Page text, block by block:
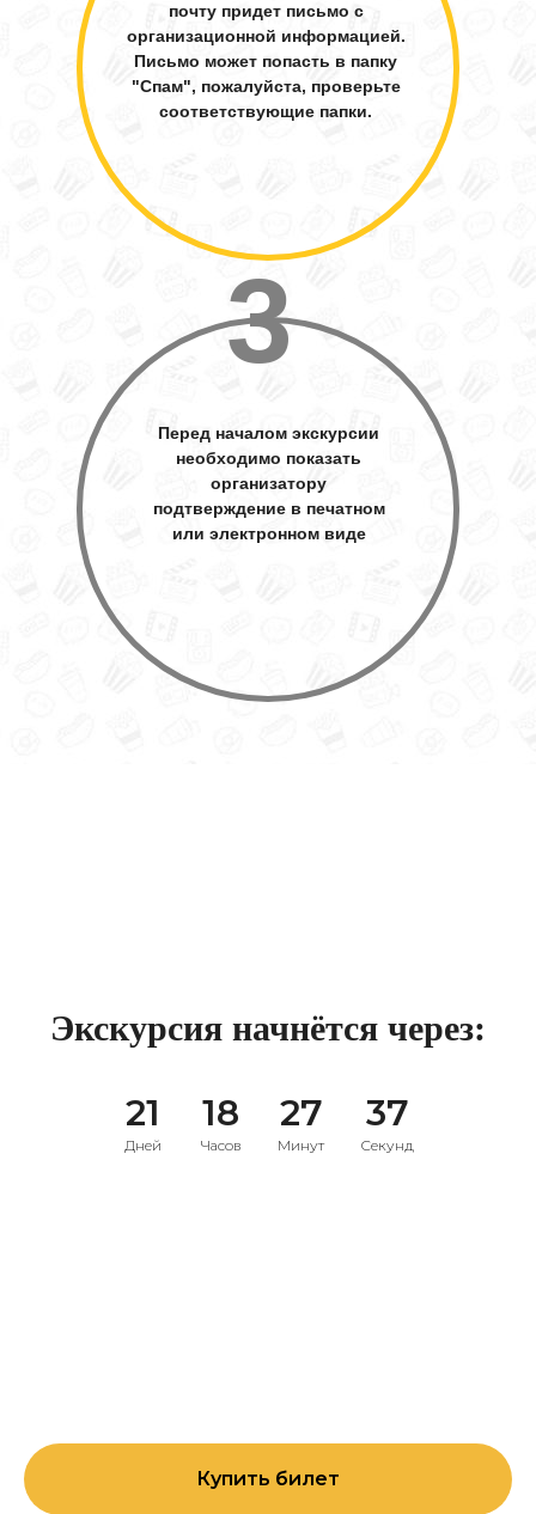
почту придет письмо с
организационной информацией.
Письмо может попасть в папку
"Спам", пожалуйста, проверьте
соответствующие папки.
3
Перед началом экскурсии
необходимо показать
организатору
подтверждение в печатном
или электронном виде
Экскурсия начнётся через:
21
Дней
18
Часов
27
Минут
36
Секунд
Купить билет